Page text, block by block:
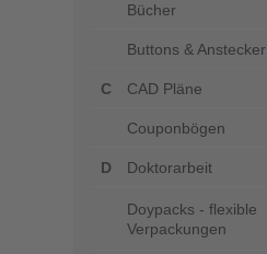
Bücher
Buttons & Anstecker
CAD Pläne
Couponbögen
Doktorarbeit
Doypacks - flexible
Verpackungen